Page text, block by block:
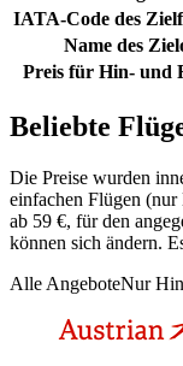
IATA-Code des
Name des
Preis für Hin- und
Beliebte
Die Preise wurden
einfachen Flügen
ab 59 €, für den
können sich ändern.
Alle AngeboteNur